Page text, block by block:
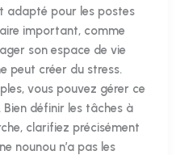
adapté pour les postes
important, comme
son espace de vie
peut créer du stress.
vous pouvez gérer ce
définir les tâches à
clarifiez précisément
nounou n’a pas les